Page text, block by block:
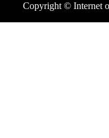
Copyright © Internet